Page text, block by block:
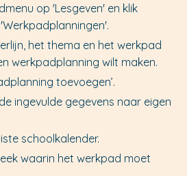
op 'Lesgeven' en klik
het thema en het werkpad
werkpadplanning wilt maken.
toevoegen’.
ingevulde gegevens naar eigen
schoolkalender.
waarin het werkpad moet